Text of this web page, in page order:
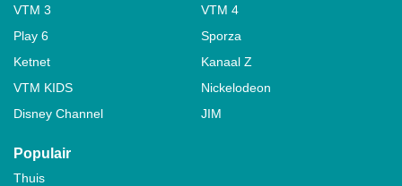
VTM 3
VTM 4
Play 6
Sporza
Ketnet
Kanaal Z
VTM KIDS
Nickelodeon
Disney Channel
JIM
Populair
Thuis